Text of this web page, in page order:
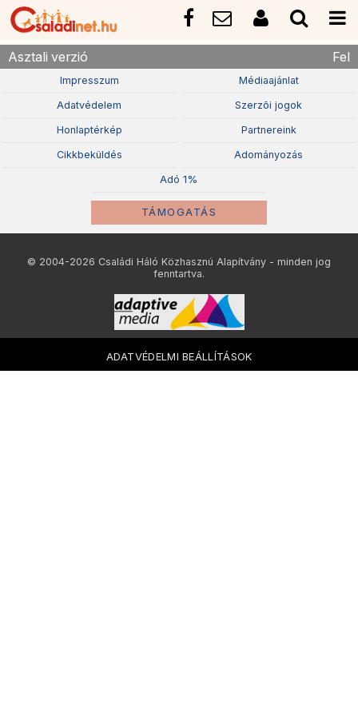
Asztali verzió Fel
Impresszum Médiaajánlat
Adatvédelem Szerzõi jogok
Honlaptérkép Partnereink
Cikkbeküldés Adományozás
Adó 1%
TÁMOGATÁS
© 2004-2026 Családi Háló Közhasznú Alapítvány - minden jog
fenntartva.
ADATVÉDELMI BEÁLLÍTÁSOK